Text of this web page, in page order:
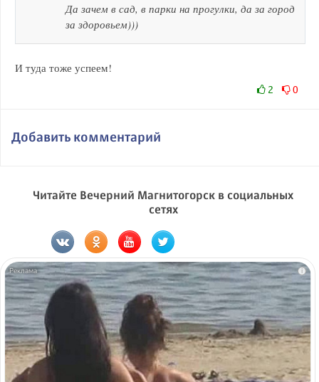
Да зачем в сад, в парки на прогулки, да за город
за здоровьем)))
И туда тоже успеем!
2 0
Добавить комментарий
Читайте Вечерний Магнитогорск в социальных
сетях
i